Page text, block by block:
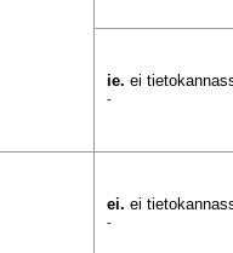
ie. ei
-
ei. ei
-